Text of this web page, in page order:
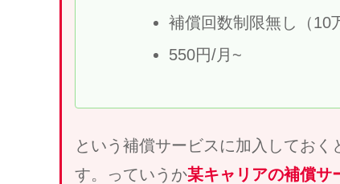
補償回数制限無し（10
550円/月~
という補償サービスに加入してお
す。っていうか某キャリアの補償サ